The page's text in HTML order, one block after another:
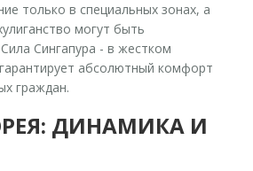
только в специальных зонах, а
могут быть
Сингапура - в жестком
абсолютный комфорт
граждан.
ДИНАМИКА И